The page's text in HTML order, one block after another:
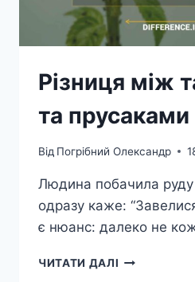
Різниця між
та прусаками
Від Погрібний Олександр
Людина побачила руду
одразу каже:
є нюанс: далеко не
ЧИТАТИ ДАЛІ РІЗНИЦЯ